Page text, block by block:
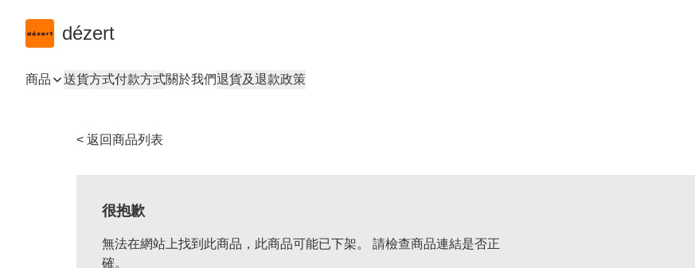
dézert
商品 送貨方式付款方式關於我們退貨及退款政策
< 返回商品列表
很抱歉
無法在網站上找到此商品，此商品可能已下架。 請檢查商品連結是否正
確。